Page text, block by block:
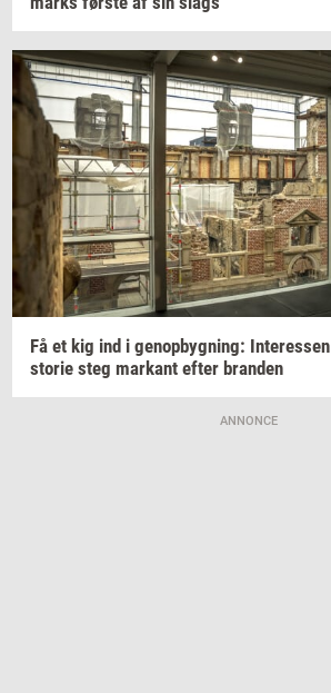
Få et kig ind i genop­byg­ning: In­ter­es­sen
sto­rie steg mar­kant efter bran­den
ANNONCE